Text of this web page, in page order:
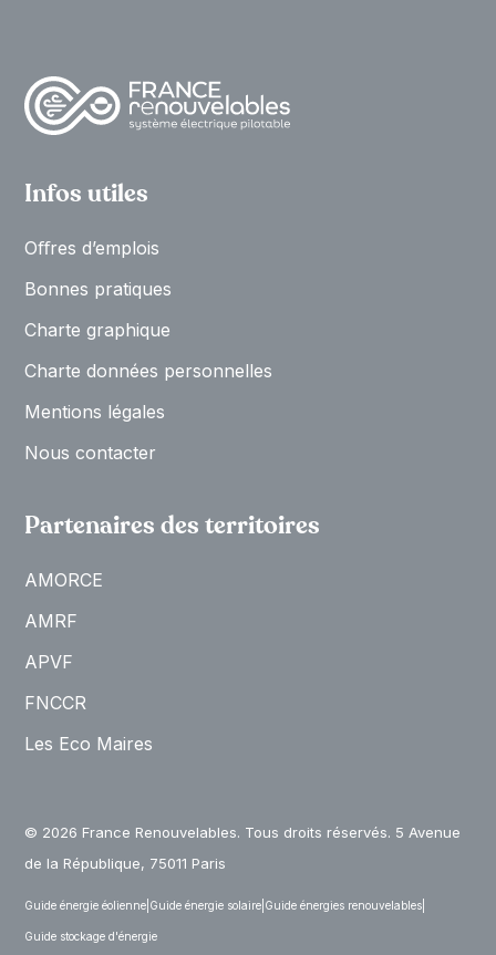
Infos utiles
Oﬀres d’emplois
Bonnes pratiques
Charte graphique
Charte données personnelles
Mentions légales
Nous contacter
Partenaires des territoires
AMORCE
AMRF
APVF
FNCCR
Les Eco Maires
© 2026 France Renouvelables. Tous droits réservés. 5 Avenue
de la République, 75011 Paris
Guide énergie éolienne Guide énergie solaire Guide énergies renouvelables
Guide stockage d'énergie